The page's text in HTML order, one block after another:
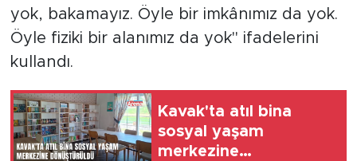
yok, bakamayız. Öyle bir imkânımız da yok.
Öyle fiziki bir alanımız da yok" ifadelerini
kullandı.
Kavak'ta atıl bina
sosyal yaşam
merkezine